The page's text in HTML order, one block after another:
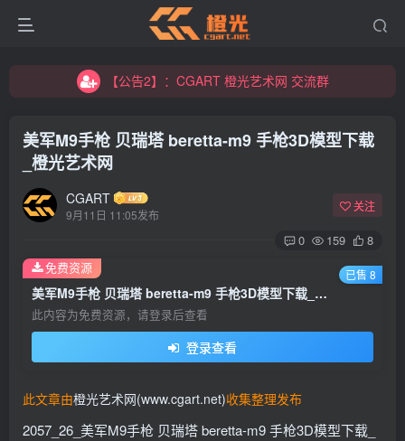
【公告2】：CGART 橙光艺术网 交流群
【公告2】：CGART 橙光艺术网 交流群
美军M9手枪 贝瑞塔 beretta-m9 手枪3D模型下载
_橙光艺术网
CGART
9月11日 11:05发布
关注
0 159 8
美军M9手枪 贝瑞塔 beretta-m9 手枪3D模型下载_橙光艺术网
此内容为免费资源，请登录后查看
登录查看
免费资源 已售 8
此文章由橙光艺术网(www.cgart.net)收集整理发布
2057_26_美军M9手枪 贝瑞塔 beretta-m9 手枪3D模型下载_